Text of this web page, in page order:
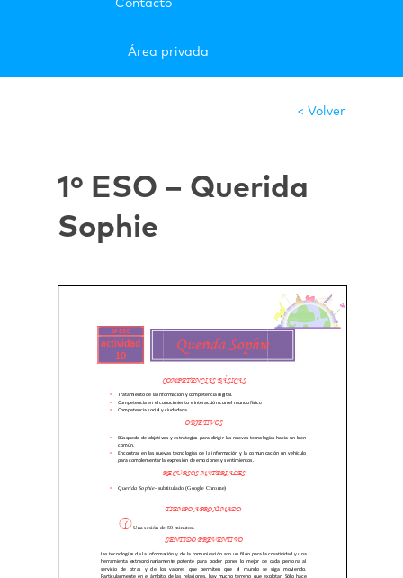
Contacto
Área privada
< Volver
1º ESO – Querida
Sophie